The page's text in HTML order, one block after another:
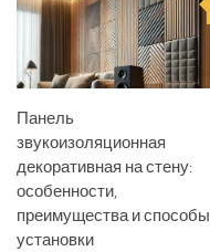
Панель
звукоизоляционная
декоративная на стену:
особенности,
преимущества и способы
установки